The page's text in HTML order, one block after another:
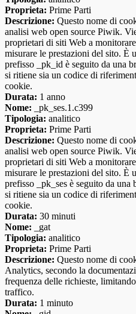
Proprieta: Prime Parti
Descrizione: Questo nome di
analisi web open source Piwik.
proprietari di siti Web a
misurare le prestazioni del sito. È
prefisso _pk_id è seguito da una
si ritiene sia un codice di
cookie.
Durata: 1 anno
Nome: _pk_ses.1.c399
Tipologia: analitico
Proprieta: Prime Parti
Descrizione: Questo nome di
analisi web open source Piwik.
proprietari di siti Web a
misurare le prestazioni del sito. È
prefisso _pk_ses è seguito da una
si ritiene sia un codice di
cookie.
Durata: 30 minuti
Nome: _gat
Tipologia: analitico
Proprieta: Prime Parti
Descrizione: Questo nome di
Analytics, secondo la
frequenza delle richieste,
traffico.
Durata: 1 minuto